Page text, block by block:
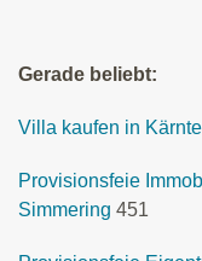
Gerade beliebt:
Villa kaufen in
Provisionsfeie
Simmering 451